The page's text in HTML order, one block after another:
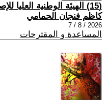
(15) الهيئة الوطنية العليا للإصلاح
كاظم فنجان الحمامي
2026 / 8 / 7
المساعدة و المقترحات